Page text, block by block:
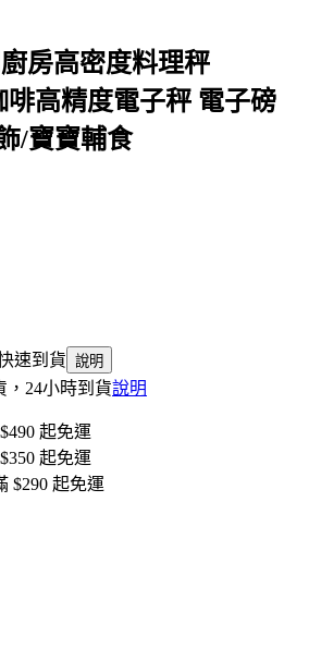
房高密度料理秤
啡高精度電子秤 電子磅
/寶寶輔食
速到貨 說明
，24小時到貨說明
起免運
起免運
$290 起免運